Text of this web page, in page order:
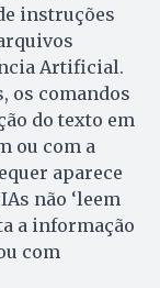
instruções
Artificial.
os comandos
do texto em
ou com a
aparece
não ‘leem
a informação
com